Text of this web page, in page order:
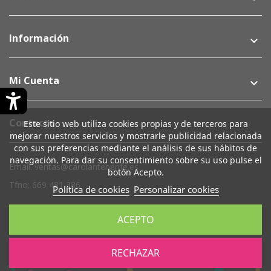
Este sitio web utiliza cookies propias y de terceros para
mejorar nuestros servicios y mostrarle publicidad relacionada
con sus preferencias mediante el análisis de sus hábitos de
navegación. Para dar su consentimiento sobre su uso pulse el
botón Acepto.
Política de cookies Personalizar cookies
RECHAZAR
ACEPTO
Información keyboard_arrow_down
Mi Cuenta keyboard_arrow_down
Contacto
Email: ventas@carolantenerife.es
Tfno: 669 481 386
Su Cuenta